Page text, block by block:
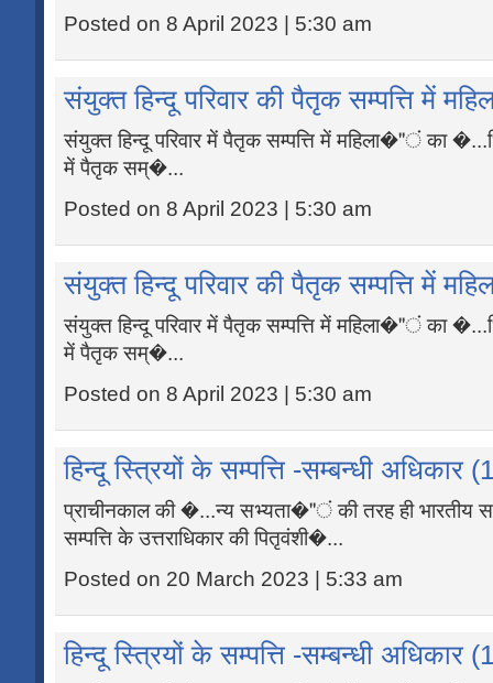
Posted on 8 April 2023 | 5:30 am
संयुक्त हिन्दू परिवार की पैतृक सम्पत्ति में
संयुक्त हिन्दू परिवार में पैतृक सम्पत्ति में महिला�"ं का
में पैतृक सम्�...
Posted on 8 April 2023 | 5:30 am
संयुक्त हिन्दू परिवार की पैतृक सम्पत्ति में
संयुक्त हिन्दू परिवार में पैतृक सम्पत्ति में महिला�"ं का
में पैतृक सम्�...
Posted on 8 April 2023 | 5:30 am
हिन्दू स्त्रियों के सम्पत्ति -सम्बन्धी अधिकार
प्राचीनकाल की �...न्य सभ्यता�"ं की तरह ही भारतीय
सम्पत्ति के उत्तराधिकार की पितृवंशी�...
Posted on 20 March 2023 | 5:33 am
हिन्दू स्त्रियों के सम्पत्ति -सम्बन्धी अधिकार